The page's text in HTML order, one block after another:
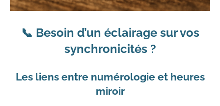
📞 Besoin d’un éclairage sur vos
synchronicités ?
Les liens entre numérologie et heures
miroir